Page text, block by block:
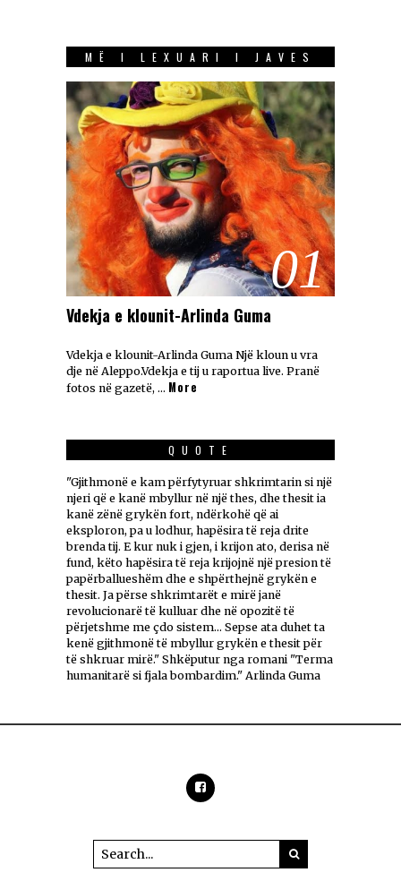
MË I LEXUARI I JAVES
01
Vdekja e klounit-Arlinda Guma
Vdekja e klounit-Arlinda Guma Një kloun u vra
dje në Aleppo.Vdekja e tij u raportua live. Pranë
fotos në gazetë, … More
QUOTE
"Gjithmonë e kam përfytyruar shkrimtarin si një
njeri që e kanë mbyllur në një thes, dhe thesit ia
kanë zënë grykën fort, ndërkohë që ai
eksploron, pa u lodhur, hapësira të reja drite
brenda tij. E kur nuk i gjen, i krijon ato, derisa në
fund, këto hapësira të reja krijojnë një presion të
papërballueshëm dhe e shpërthejnë grykën e
thesit. Ja përse shkrimtarët e mirë janë
revolucionarë të kulluar dhe në opozitë të
përjetshme me çdo sistem... Sepse ata duhet ta
kenë gjithmonë të mbyllur grykën e thesit për
të shkruar mirë." Shkëputur nga romani "Terma
humanitarë si fjala bombardim." Arlinda Guma